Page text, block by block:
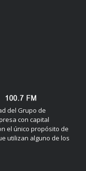
del Grupo de
con capital
el único propósito de
utilizan alguno de los